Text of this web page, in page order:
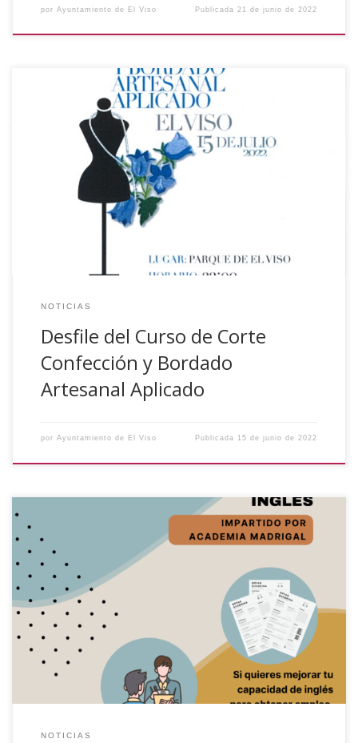
por Ayuntamiento de El Viso Publicada 21 de junio de 2022
Se pone en conocimiento de toda la población que el
próximo día 15 de julio de 2022 se realizará en El Viso un
desfile realizado con motivo del Curso de Corte Confección
y Bordado Artesanal Aplicado que se ha desarrollado en
nuestro pueblo, y ha sido subvencionado por el Instituto
NOTICIAS
Desfile del Curso de Corte
Confección y Bordado
Artesanal Aplicado
por Ayuntamiento de El Viso Publicada 15 de junio de 2022
El próximo día 12 de julio se realizará el Taller «Elabora tu
currículum y prepara tu entrevista en inglés», organizado
por el Ayuntamiento de El Viso y colabora la Delegación de
Juventud y Deportes de la Excelentísima Diputación de
Córdoba. El taller tendrá lugar en el salón de plenos del […]
NOTICIAS